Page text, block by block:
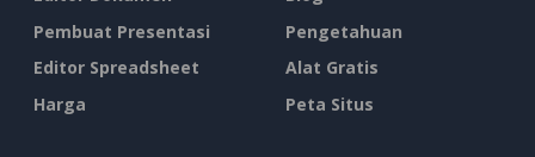
Pembuat Presentasi
Editor Spreadsheet
Harga
Pengetahuan
Alat Gratis
Peta Situs